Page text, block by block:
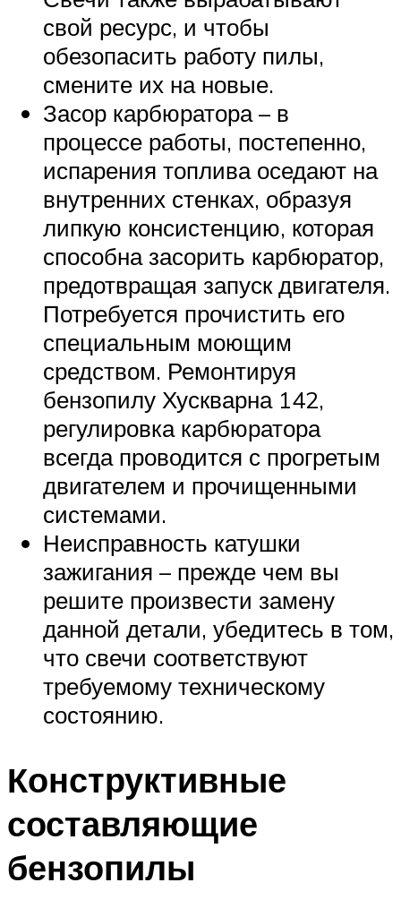
свой ресурс, и чтобы
обезопасить работу пилы,
смените их на новые.
Засор карбюратора – в
процессе работы, постепенно,
испарения топлива оседают на
внутренних стенках, образуя
липкую консистенцию, которая
способна засорить карбюратор,
предотвращая запуск двигателя.
Потребуется прочистить его
специальным моющим
средством. Ремонтируя
бензопилу Хускварна 142,
регулировка карбюратора
всегда проводится с прогретым
двигателем и прочищенными
системами.
Неисправность катушки
зажигания – прежде чем вы
решите произвести замену
данной детали, убедитесь в том,
что свечи соответствуют
требуемому техническому
состоянию.
Конструктивные
составляющие
бензопилы